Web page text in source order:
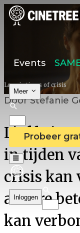
Events
Meer
Probeer
Inloggen
Love in times of crisis
Door Stefanie
Liefde is
in tijden
crisis kan
andere
kan